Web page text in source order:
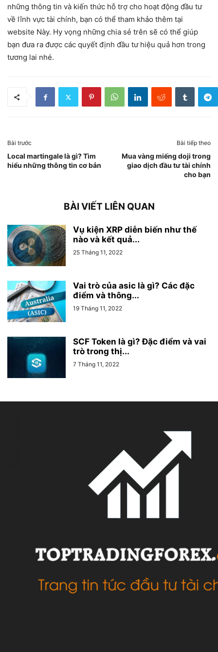
những thông tin và kiến thức hỗ trợ cho hoạt động đầu tư
về lĩnh vực tài chính, bạn có thể tham khảo thêm tại
website Này. Hy vọng những chia sẻ trên sẽ có thể giúp
bạn đưa ra được các quyết định đầu tư hiệu quả hơn trong
tương lai nhé.
Bài trước
Local martingale là gì? Tìm
hiểu những thông tin cơ bản
Bài tiếp theo
Mua vàng miếng doji trong
giao dịch đầu tư tài chính
cho bạn
BÀI VIẾT LIÊN QUAN
Vụ kiện XRP diễn biến như thế
nào và kết quả...
25 Tháng 11, 2022
Vai trò của asic là gì? Các đặc
điểm và thông...
19 Tháng 11, 2022
SCF Token là gì? Đặc điểm và vai
trò trong thị...
7 Tháng 11, 2022